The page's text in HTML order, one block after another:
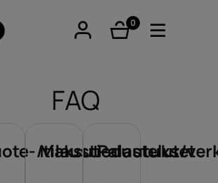
0
tuotteet
FAQ
tilaustiedustelut/
MaksutPalautukset